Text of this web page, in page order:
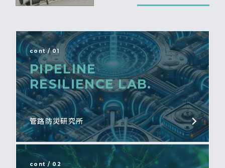
cont / 01
PIPELINE
RESILIENCE LAB.
管路防災研究所
cont / 02